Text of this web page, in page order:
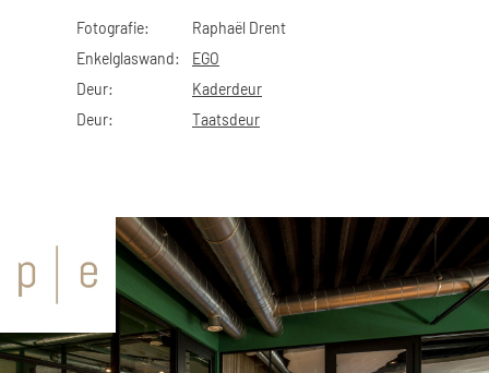
Fotografie:
Raphaël Drent
Enkelglaswand:
EGO
Deur:
Kaderdeur
Deur:
Taatsdeur